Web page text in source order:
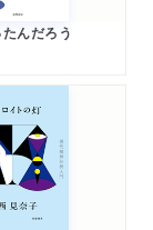
んだろう